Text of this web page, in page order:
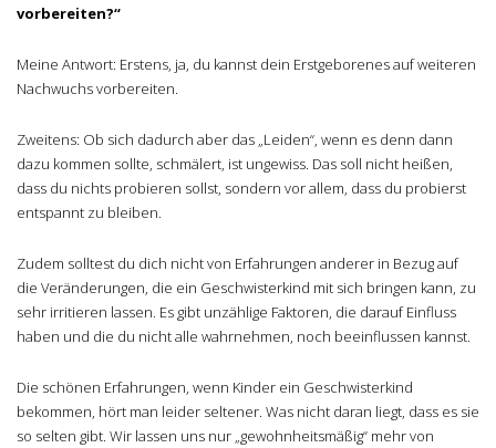
vorbereiten?“
Meine Antwort: Erstens, ja, du kannst dein Erstgeborenes auf weiteren
Nachwuchs vorbereiten.
Zweitens: Ob sich dadurch aber das „Leiden“, wenn es denn dann
dazu kommen sollte, schmälert, ist ungewiss. Das soll nicht heißen,
dass du nichts probieren sollst, sondern vor allem, dass du probierst
entspannt zu bleiben.
Zudem solltest du dich nicht von Erfahrungen anderer in Bezug auf
die Veränderungen, die ein Geschwisterkind mit sich bringen kann, zu
sehr irritieren lassen. Es gibt unzählige Faktoren, die darauf Einfluss
haben und die du nicht alle wahrnehmen, noch beeinflussen kannst.
Die schönen Erfahrungen, wenn Kinder ein Geschwisterkind
bekommen, hört man leider seltener. Was nicht daran liegt, dass es sie
so selten gibt. Wir lassen uns nur „gewohnheitsmäßig“ mehr von